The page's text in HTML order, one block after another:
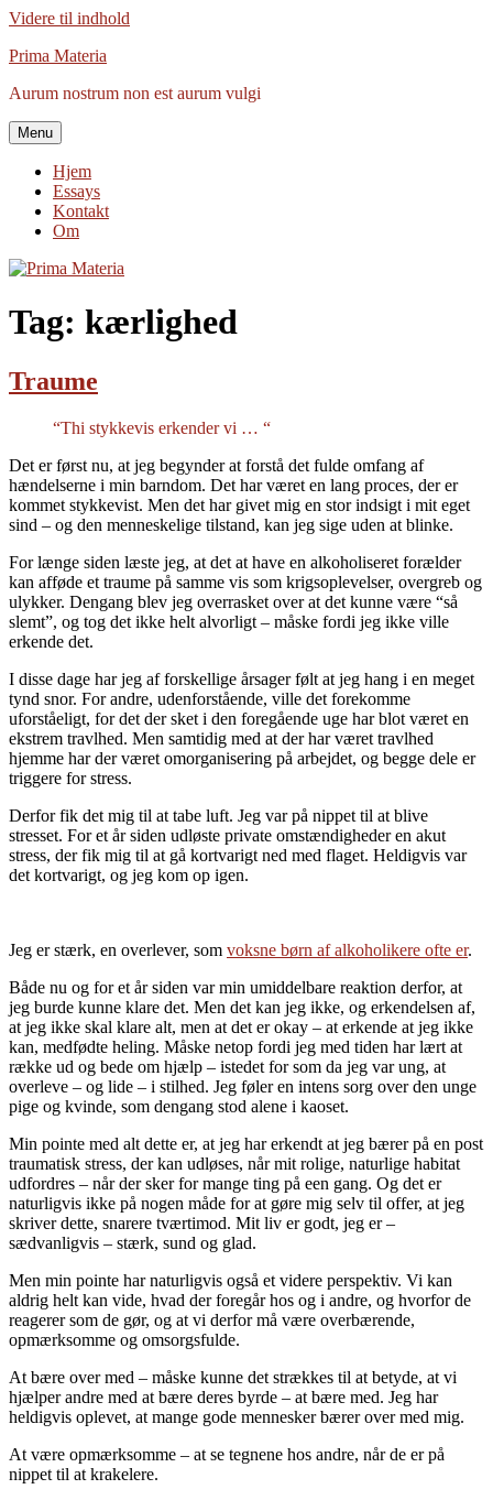
Videre til indhold
Prima Materia
Aurum nostrum non est aurum vulgi
Menu
Hjem
Essays
Kontakt
Om
Tag: kærlighed
Traume
“Thi stykkevis erkender vi … “
Det er først nu, at jeg begynder at forstå det fulde omfang af
hændelserne i min barndom. Det har været en lang proces, der er
kommet stykkevist. Men det har givet mig en stor indsigt i mit eget
sind – og den menneskelige tilstand, kan jeg sige uden at blinke.
For længe siden læste jeg, at det at have en alkoholiseret forælder
kan afføde et traume på samme vis som krigsoplevelser, overgreb og
ulykker. Dengang blev jeg overrasket over at det kunne være “så
slemt”, og tog det ikke helt alvorligt – måske fordi jeg ikke ville
erkende det.
I disse dage har jeg af forskellige årsager følt at jeg hang i en meget
tynd snor. For andre, udenforstående, ville det forekomme
uforståeligt, for det der sket i den foregående uge har blot været en
ekstrem travlhed. Men samtidig med at der har været travlhed
hjemme har der været omorganisering på arbejdet, og begge dele er
triggere for stress.
Derfor fik det mig til at tabe luft. Jeg var på nippet til at blive
stresset. For et år siden udløste private omstændigheder en akut
stress, der fik mig til at gå kortvarigt ned med flaget. Heldigvis var
det kortvarigt, og jeg kom op igen.
Jeg er stærk, en overlever, som voksne børn af alkoholikere ofte er.
Både nu og for et år siden var min umiddelbare reaktion derfor, at
jeg burde kunne klare det. Men det kan jeg ikke, og erkendelsen af,
at jeg ikke skal klare alt, men at det er okay – at erkende at jeg ikke
kan, medfødte heling. Måske netop fordi jeg med tiden har lært at
række ud og bede om hjælp – istedet for som da jeg var ung, at
overleve – og lide – i stilhed. Jeg føler en intens sorg over den unge
pige og kvinde, som dengang stod alene i kaoset.
Min pointe med alt dette er, at jeg har erkendt at jeg bærer på en post
traumatisk stress, der kan udløses, når mit rolige, naturlige habitat
udfordres – når der sker for mange ting på een gang. Og det er
naturligvis ikke på nogen måde for at gøre mig selv til offer, at jeg
skriver dette, snarere tværtimod. Mit liv er godt, jeg er –
sædvanligvis – stærk, sund og glad.
Men min pointe har naturligvis også et videre perspektiv. Vi kan
aldrig helt kan vide, hvad der foregår hos og i andre, og hvorfor de
reagerer som de gør, og at vi derfor må være overbærende,
opmærksomme og omsorgsfulde.
At bære over med – måske kunne det strækkes til at betyde, at vi
hjælper andre med at bære deres byrde – at bære med. Jeg har
heldigvis oplevet, at mange gode mennesker bærer over med mig.
At være opmærksomme – at se tegnene hos andre, når de er på
nippet til at krakelere.